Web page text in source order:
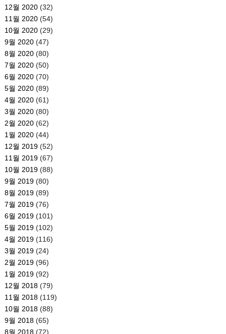
12월 2020(32)
11월 2020(54)
10월 2020(29)
9월 2020(47)
8월 2020(80)
7월 2020(50)
6월 2020(70)
5월 2020(89)
4월 2020(61)
3월 2020(80)
2월 2020(62)
1월 2020(44)
12월 2019(52)
11월 2019(67)
10월 2019(88)
9월 2019(80)
8월 2019(89)
7월 2019(76)
6월 2019(101)
5월 2019(102)
4월 2019(116)
3월 2019(24)
2월 2019(96)
1월 2019(92)
12월 2018(79)
11월 2018(119)
10월 2018(88)
9월 2018(65)
8월 2018(72)